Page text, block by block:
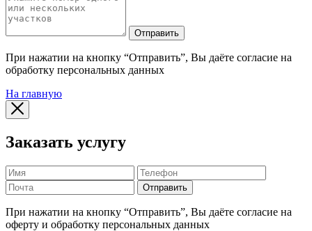
Отправить
При нажатии на кнопку “Отправить”, Вы даёте согласие на
обработку персональных данных
На главную
Заказать услугу
Отправить
При нажатии на кнопку “Отправить”, Вы даёте согласие на
оферту и обработку персональных данных